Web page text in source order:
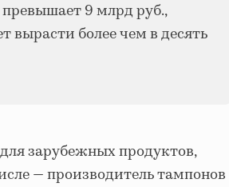
9 млрд руб.,
вырасти более чем в десять
зарубежных продуктов,
—производитель тампонов